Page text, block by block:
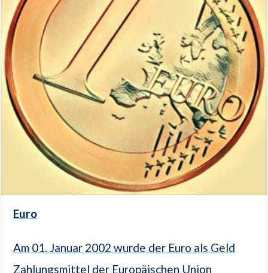
Euro
Am 01. Januar 2002 wurde der Euro als Geld
Zahlungsmittel der Europäischen Union